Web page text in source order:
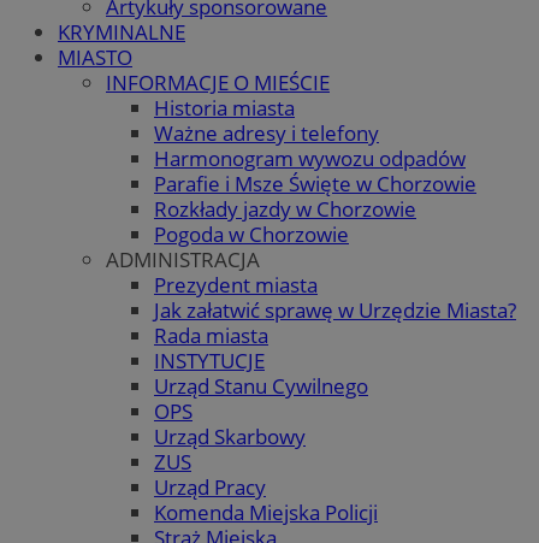
Artykuły sponsorowane
KRYMINALNE
MIASTO
INFORMACJE O MIEŚCIE
Historia miasta
Ważne adresy i telefony
Harmonogram wywozu odpadów
Parafie i Msze Święte w Chorzowie
Rozkłady jazdy w Chorzowie
Pogoda w Chorzowie
ADMINISTRACJA
Prezydent miasta
Jak załatwić sprawę w Urzędzie Miasta?
Rada miasta
INSTYTUCJE
Urząd Stanu Cywilnego
OPS
Urząd Skarbowy
ZUS
Urząd Pracy
Komenda Miejska Policji